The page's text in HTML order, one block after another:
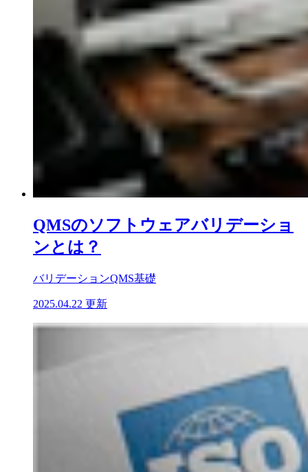
QMSのソフトウェアバリデーショ
ンとは？
バリデーションQMS基礎
2025.04.22 更新